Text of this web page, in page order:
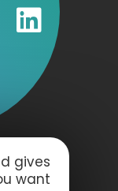
gives
want